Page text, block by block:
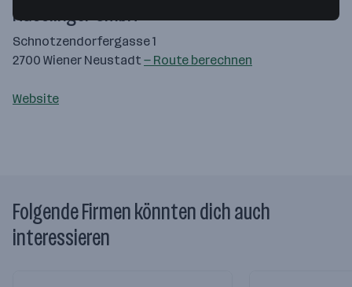
Hasslinger GmbH
Schnotzendorfergasse 1
2700 Wiener Neustadt— Route berechnen
Website
Folgende Firmen könnten dich auch
interessieren